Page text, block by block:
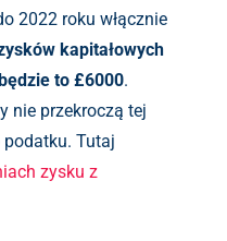
2022 roku włącznie
kapitałowych
to £6000.
nie przekroczą tej
Tutaj
zysku z